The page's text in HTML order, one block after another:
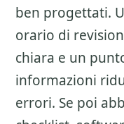
ben progettati.
orario di
chiara e un
informazioni
errori. Se poi